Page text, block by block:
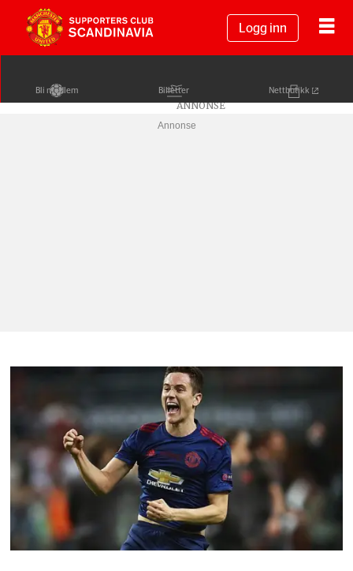
Logg inn
Bli medlem Billetter Nettbutikk
Annonse